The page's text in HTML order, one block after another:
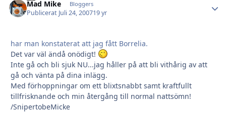
Mad Mike Bloggers
Publicerat Juli 24, 200719 yr
har man konstaterat att jag fått Borrelia.
Det var väl ändå onödigt!
Inte gå och bli sjuk NU...jag håller på att bli vithårig av att
gå och vänta på dina inlägg.
Med förhoppningar om ett blixtsnabbt samt kraftfullt
tillfrisknande och min återgång till normal nattsömn!
/SnipertobeMicke